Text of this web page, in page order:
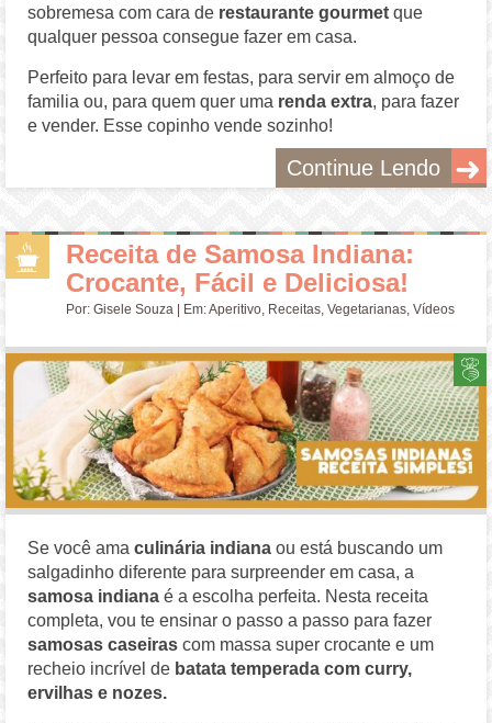
sobremesa com cara de restaurante gourmet que
qualquer pessoa consegue fazer em casa.
Perfeito para levar em festas, para servir em almoço de
familia ou, para quem quer uma renda extra, para fazer
e vender. Esse copinho vende sozinho!
Continue Lendo
Receita de Samosa Indiana:
Crocante, Fácil e Deliciosa!
Por:Gisele Souza | Em:Aperitivo, Receitas,Vegetarianas,Vídeos
Se você amaculinária indiana ou está buscando um
salgadinho diferente para surpreender em casa, a
samosa indiana é a escolha perfeita. Nesta receita
completa, vou te ensinar o passo a passo para fazer
samosas caseiras com massa super crocante e um
recheio incrível de batata temperada com curry,
ervilhas e nozes.